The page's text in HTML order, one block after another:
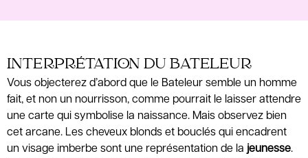
INTERPRÉTATION DU BATELEUR
Vous objecterez d’abord que le Bateleur semble un homme
fait, et non un nourrisson, comme pourrait le laisser attendre
une carte qui symbolise la naissance. Mais observez bien
cet arcane. Les cheveux blonds et bouclés qui encadrent
un visage imberbe sont une représentation de la jeunesse.